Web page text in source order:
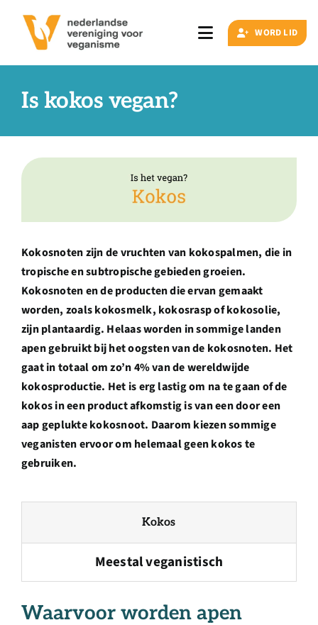
inhoud
Toggle
Navigation
naar:
Veganisme
Doe ook mee
Over ons
Ondernemer
Doneren
WORD LID
Is kokos vegan?
Kokosnoten zijn de vruchten van kokospalmen, die in
tropische en subtropische gebieden groeien.
Kokosnoten en de producten die ervan gemaakt
worden, zoals kokosmelk, kokosrasp of kokosolie,
zijn plantaardig. Helaas worden in sommige landen
apen gebruikt bij het oogsten van de kokosnoten. Het
gaat in totaal om zo’n 4% van de wereldwijde
kokosproductie. Het is erg lastig om na te gaan of de
kokos in een product afkomstig is van een door een
aap geplukte kokosnoot. Daarom kiezen sommige
veganisten ervoor om helemaal geen kokos te
gebruiken.
Kokos
Meestal veganistisch
Waarvoor worden apen